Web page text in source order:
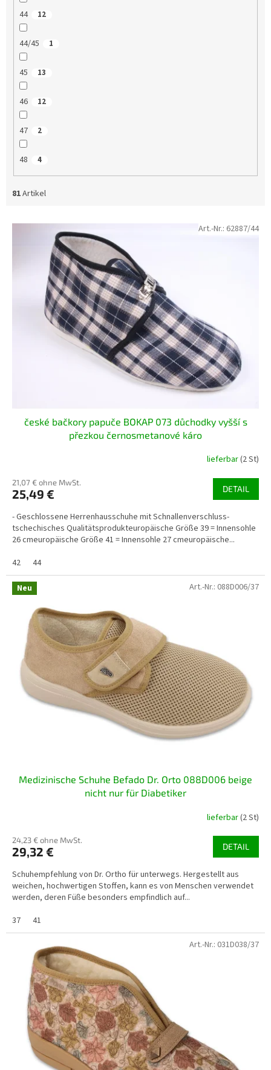
44 12
44/45 1
45 13
46 12
47 2
48 4
81Artikel
české bačkory papuče BOKAP 073 důchodky vyšší s
přezkou černosmetanové káro
lieferbar(2 St)
21,07 € ohne MwSt.
25,49 € DETAIL
- Geschlossene Herrenhausschuhe mit Schnallenverschluss-
tschechisches Qualitätsprodukteuropäische Größe 39 = Innensohle
26 cmeuropäische Größe 41 = Innensohle 27 cmeuropäische...
42
44
Art.-Nr.: 62887/44
Neu
Medizinische Schuhe Befado Dr. Orto 088D006 beige
nicht nur für Diabetiker
lieferbar(2 St)
24,23 € ohne MwSt.
29,32 € DETAIL
Schuhempfehlung von Dr. Ortho für unterwegs. Hergestellt aus
weichen, hochwertigen Stoffen, kann es von Menschen verwendet
werden, deren Füße besonders empfindlich auf...
37
41
Art.-Nr.: 088D006/37
Art.-Nr.: 031D038/37